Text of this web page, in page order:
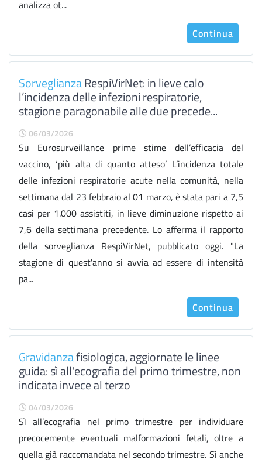
analizza ot...
Continua
SorveglianzaRespiVirNet: in lieve calo
l’incidenza delle infezioni respiratorie,
stagione paragonabile alle due precede...
06/03/2026
Su Eurosurveillance prime stime dell’efficacia del
vaccino, ‘più alta di quanto atteso’ L’incidenza totale
delle infezioni respiratorie acute nella comunità, nella
settimana dal 23 febbraio al 01 marzo, è stata pari a 7,5
casi per 1.000 assistiti, in lieve diminuzione rispetto ai
7,6 della settimana precedente. Lo afferma il rapporto
della sorveglianza RespiVirNet, pubblicato oggi. "La
stagione di quest'anno si avvia ad essere di intensità
pa...
Continua
Gravidanzafisiologica, aggiornate le linee
guida: sì all'ecografia del primo trimestre, non
indicata invece al terzo
04/03/2026
Sì all’ecografia nel primo trimestre per individuare
precocemente eventuali malformazioni fetali, oltre a
quella già raccomandata nel secondo trimestre. Sì anche